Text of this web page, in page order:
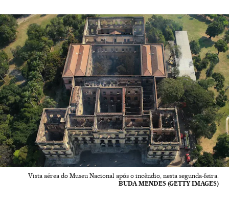
Vista aérea do Museu Nacional após o incêndio, nesta segunda-feira.
BUDA MENDES (GETTY IMAGES)